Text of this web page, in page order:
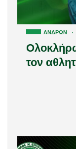
ΑΝΔΡΏΝ ·
τον